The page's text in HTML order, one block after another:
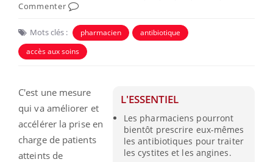
Commenter
Mots clés : pharmacien
antibiotique
accès aux soins
L'ESSENTIEL
Les pharmaciens pourront
bientôt prescrire eux-mêmes
les antibiotiques pour traiter
les cystites et les angines.
C'est une mesure
qui va améliorer et
accélérer la prise en
charge de patients
atteints de